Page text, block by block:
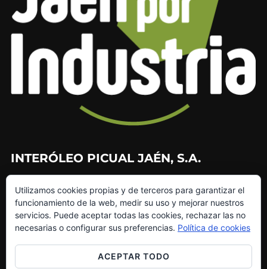
INTERÓLEO PICUAL JAÉN, S.A.
953 226 010
953 272 499
info@interoleo.com
canaldedenuncias@interoleo.com
Utilizamos cookies propias y de terceros para garantizar el
funcionamiento de la web, medir su uso y mejorar nuestros
servicios. Puede aceptar todas las cookies, rechazar las no
necesarias o configurar sus preferencias. Política de cookies
ACEPTAR TODO